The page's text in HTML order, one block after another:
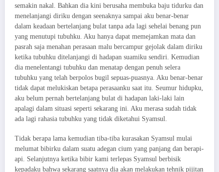
semakin nakal. Bahkan dia kini berusaha membuka baju tidurku dan
menelanjangi diriku dengan seenaknya sampai aku benar-benar
dalam keadaan bertelanjang bulat tanpa ada lagi sehelai benang pun
yang menutupi tubuhku. Aku hanya dapat memejamkan mata dan
pasrah saja menahan perasaan malu bercampur gejolak dalam diriku
ketika tubuhku ditelanjangi di hadapan suamiku sendiri. Kemudian
dia menelentangi tubuhku dan menatap dengan penuh selera
tubuhku yang telah berpolos bugil sepuas-puasnya. Aku benar-benar
tidak dapat melukiskan betapa perasaanku saat itu. Seumur hidupku,
aku belum pernah bertelanjang bulat di hadapan laki-laki lain
apalagi dalam situasi seperti sekarang ini. Aku merasa sudah tidak
ada lagi rahasia tubuhku yang tidak diketahui Syamsul.
Tidak berapa lama kemudian tiba-tiba kurasakan Syamsul mulai
melumat bibirku dalam suatu adegan cium yang panjang dan berapi-
api. Selanjutnya ketika bibir kami terlepas Syamsul berbisik
kepadaku bahwa sekarang saatnya dia akan melakukan tehnik pijitan